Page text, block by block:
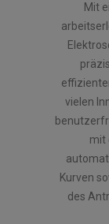
Mit
vielen
mit
Kurven
des